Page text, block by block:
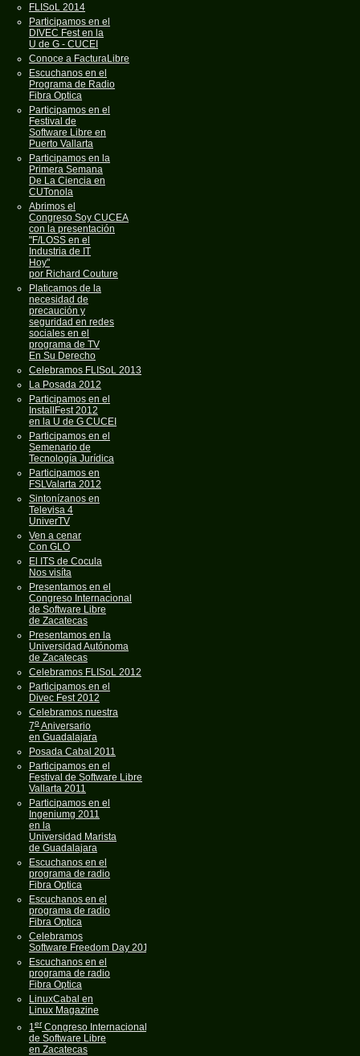
FLISoL 2014
Participamos en el
DIVEC Fest en la
U de G - CUCEI
Conoce a FacturaLibre
Escuchanos en el
Programa de Radio
Fibra Optica
Participamos en el
Festival de
Software Libre en
Puerto Vallarta
Participamos en la
Primera Semana
De La Ciencia en
CUTonola
Abrimos el
Congreso Soy CUCEA
con la presentación
"F/LOSS en el
Industria de IT
Hoy"
por Richard Couture
Platicamos de la
necesidad de
precaución y
seguridad en redes
sociales en el
programa de TV
En Su Derecho
Celebramos FLISoL 2013
La Posada 2012
Participamos en el
InstallFest 2012
en la U de G CUCEI
Participamos en el
Semenario de
Tecnología Jurídica
Participamos en
FSLValarta 2012
Sintonízanos en
Televisa 4
UniverTV
Ven a cenar
Con GLO
El ITS de Cocula
Nos visíta
Presentamos en el
Congreso Internacional
de Software Libre
de Zacatecas
Presentamos en la
Universidad Autónoma
de Zacatecas
Celebramos FLISoL 2012
Participamos en el
Divec Fest 2012
Celebramos nuestra
7oAniversario
en Guadalajara
Posada Cabal 2011
Participamos en el
Festival de Software Libre
Vallarta 2011
Participamos en el
Ingeniumg 2011
en la
Universidad Marista
de Guadalajara
Escuchanos en el
programa de radio
Fibra Optica
Escuchanos en el
programa de radio
Fibra Optica
Celebramos
Software Freedom Day 2011
Escuchanos en el
programa de radio
Fibra Optica
LinuxCabal en
Linux Magazine
1er Congreso Internacional
de Software Libre
en Zacatecas